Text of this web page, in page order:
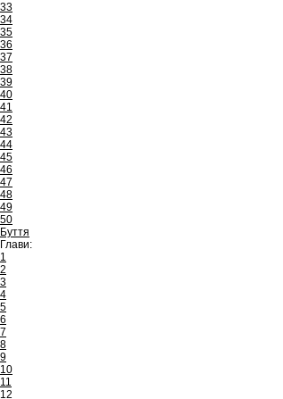
33
34
35
36
37
38
39
40
41
42
43
44
45
46
47
48
49
50
Буття
Глави:
1
2
3
4
5
6
7
8
9
10
11
12